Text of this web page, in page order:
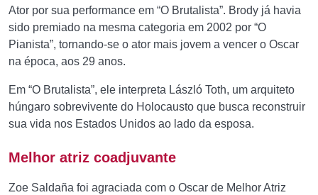
Ator por sua performance em “O Brutalista”. Brody já havia
sido premiado na mesma categoria em 2002 por “O
Pianista”, tornando-se o ator mais jovem a vencer o Oscar
na época, aos 29 anos.
Em “O Brutalista”, ele interpreta László Toth, um arquiteto
húngaro sobrevivente do Holocausto que busca reconstruir
sua vida nos Estados Unidos ao lado da esposa.
Melhor atriz coadjuvante
Zoe Saldaña foi agraciada com o Oscar de Melhor Atriz